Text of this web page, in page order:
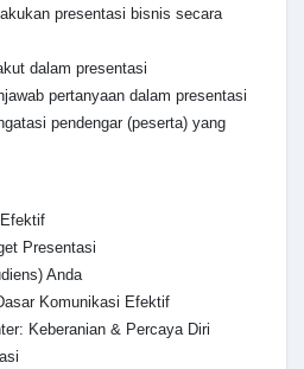
presentasi bisnis secara
dalam presentasi
pertanyaan dalam presentasi
pendengar (peserta) yang
Presentasi
Anda
Komunikasi Efektif
Keberanian & Percaya Diri